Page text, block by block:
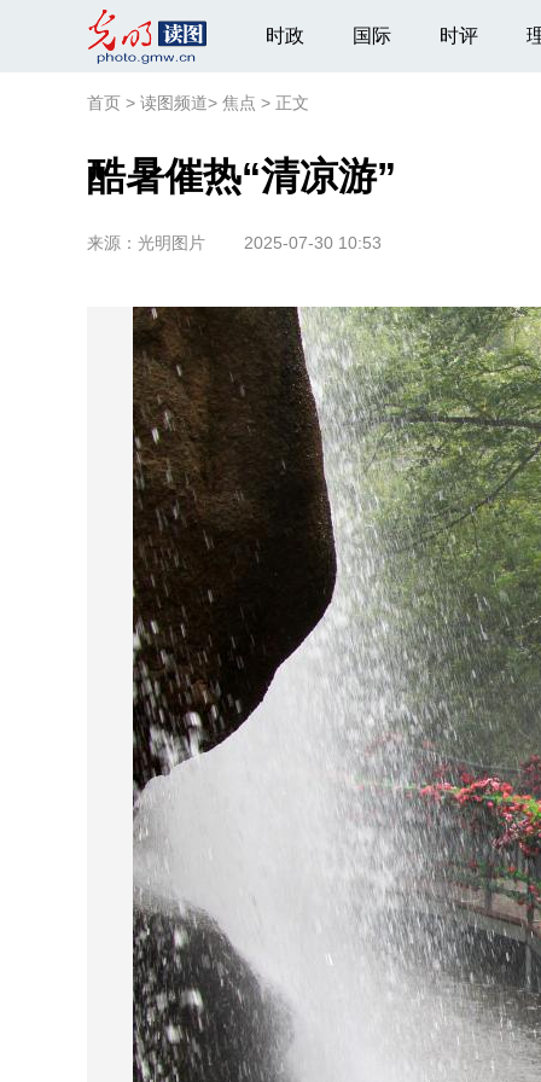
时政 国际 时评
首页 > 读图频道> 焦点 > 正文
酷暑催热“清凉游”
来源： 光明图片 2025-07-30 10:53